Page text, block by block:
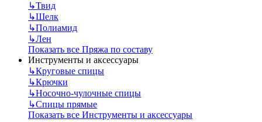
↳Твид
↳Шелк
↳Полиамид
↳Лен
Показать все Пряжа по составу
Инструменты и аксессуары
↳Круговые спицы
↳Крючки
↳Носочно-чулочные спицы
↳Спицы прямые
Показать все Инструменты и аксессуары